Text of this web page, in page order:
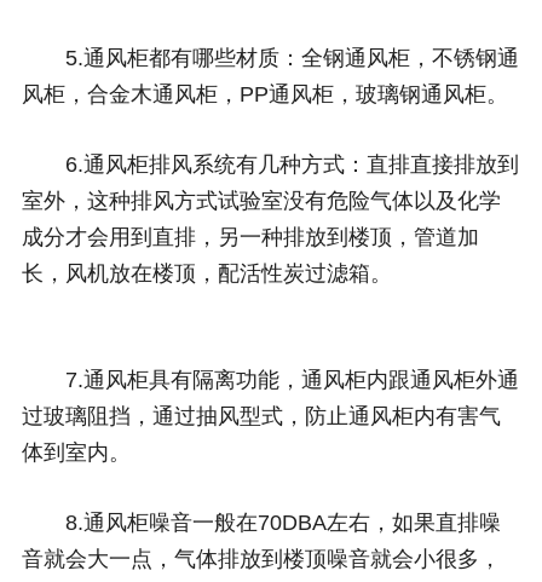
5.通风柜都有哪些材质：全钢通风柜，不锈钢通
风柜，合金木通风柜，PP通风柜，玻璃钢通风柜。
6.通风柜排风系统有几种方式：直排直接排放到
室外，这种排风方式试验室没有危险气体以及化学
成分才会用到直排，另一种排放到楼顶，管道加
长，风机放在楼顶，配活性炭过滤箱。
7.通风柜具有隔离功能，通风柜内跟通风柜外通
过玻璃阻挡，通过抽风型式，防止通风柜内有害气
体到室内。
8.通风柜噪音一般在70DBA左右，如果直排噪
音就会大一点，气体排放到楼顶噪音就会小很多，